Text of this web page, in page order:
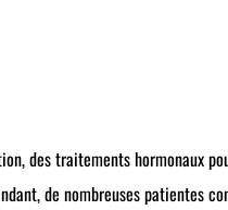
des traitements hormonaux
de nombreuses patientes